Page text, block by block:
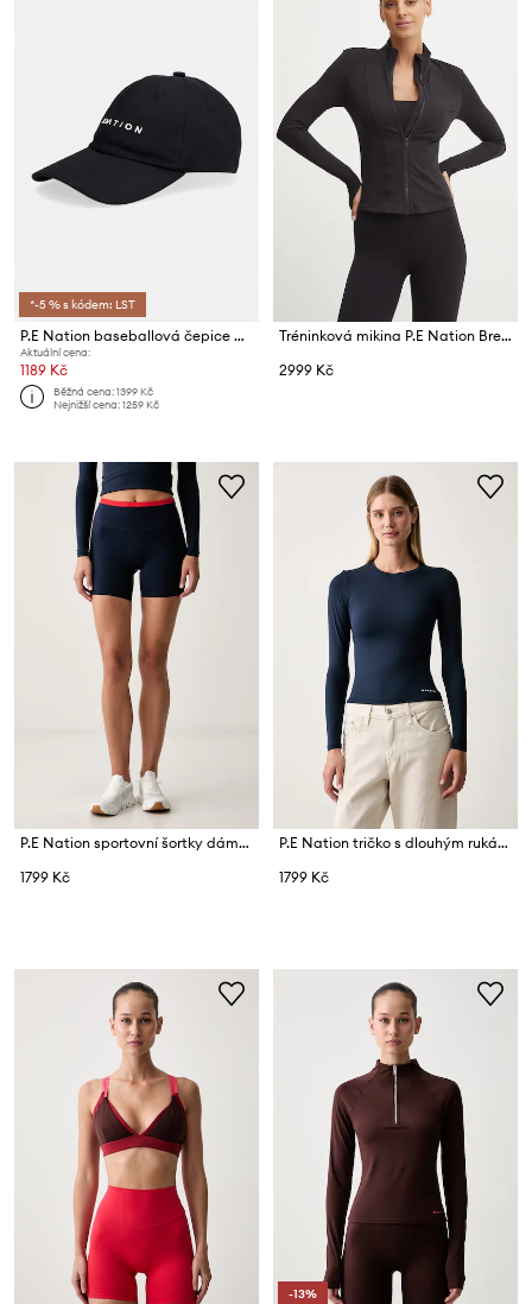
*-5 % s kódem: LST
P.E Nation baseballová čepice dámská bavlněná
Aktuální cena:
1189 Kč
Běžná cena:1399 Kč
Nejnižší cena:1259 Kč
Tréninková mikina P.E Nation Breakthrough
2999 Kč
P.E Nation sportovní šortky dámské Rapid
1799 Kč
P.E Nation tričko s dlouhým rukávem dámské Foundation
1799 Kč
-13%